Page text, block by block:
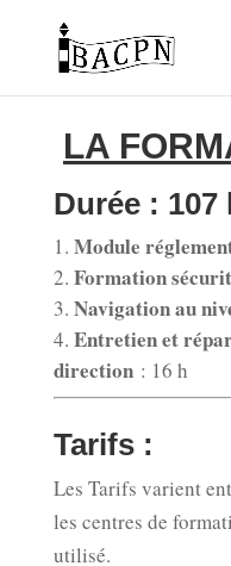
LA
Durée : 107
Module
Formation
Navigation au
Entretien et
direction: 16 h
Tarifs :
Les Tarifs varient
les centres de
utilisé.